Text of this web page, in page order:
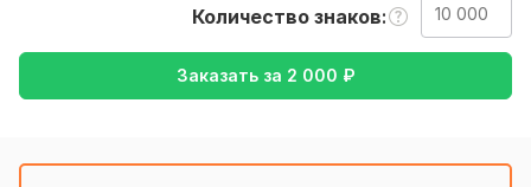
Авто и мото,Красота и мода,Культура и
Отдых и развлечения
Количество знаков
Заказать за 2 000 ₽